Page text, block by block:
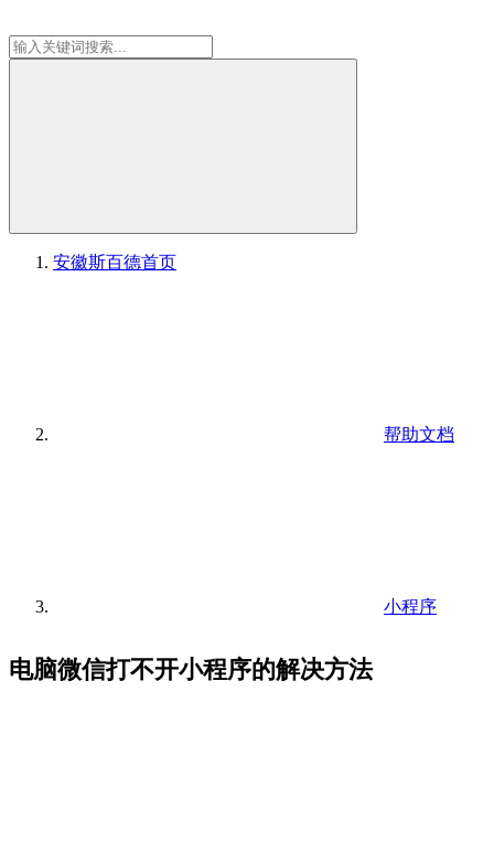
安徽斯百德首页
帮助文档
小程序
电脑微信打不开小程序的解决方法